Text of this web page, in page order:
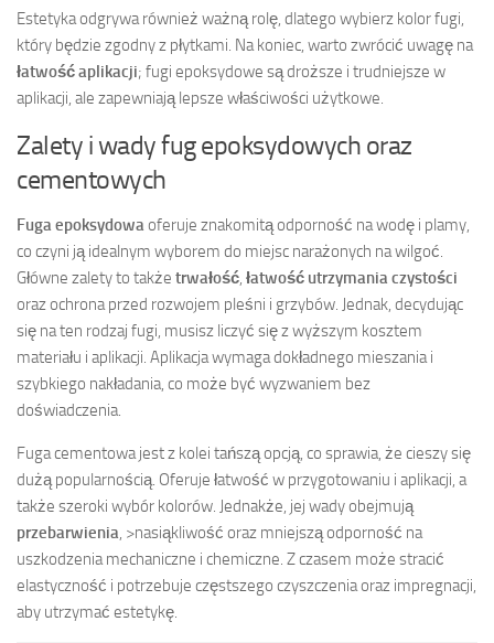
Estetyka odgrywa również ważną rolę, dlatego wybierz kolor fugi,
który będzie zgodny z płytkami. Na koniec, warto zwrócić uwagę na
łatwość aplikacji; fugi epoksydowe są droższe i trudniejsze w
aplikacji, ale zapewniają lepsze właściwości użytkowe.
Zalety i wady fug epoksydowych oraz
cementowych
Fuga epoksydowaoferuje znakomitą odporność na wodę i plamy,
co czyni ją idealnym wyborem do miejsc narażonych na wilgoć.
Główne zalety to także trwałość, łatwość utrzymania czystości
oraz ochrona przed rozwojem pleśni i grzybów. Jednak, decydując
się na ten rodzaj fugi, musisz liczyć się z wyższym kosztem
materiału i aplikacji. Aplikacja wymaga dokładnego mieszania i
szybkiego nakładania, co może być wyzwaniem bez
doświadczenia.
Fuga cementowa jest z kolei tańszą opcją, co sprawia, że cieszy się
dużą popularnością. Oferuje łatwość w przygotowaniu i aplikacji, a
także szeroki wybór kolorów. Jednakże, jej wady obejmują
przebarwienia, >nasiąkliwość oraz mniejszą odporność na
uszkodzenia mechaniczne i chemiczne. Z czasem może stracić
elastyczność i potrzebuje częstszego czyszczenia oraz impregnacji,
aby utrzymać estetykę.